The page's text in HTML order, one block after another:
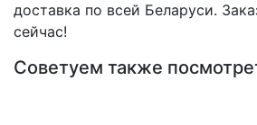
доставка по всей Беларуси.
сейчас!
Советуем также